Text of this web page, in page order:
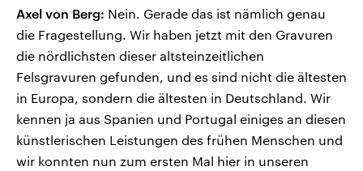
Axel von Berg: Nein. Gerade das ist nämlich genau
die Fragestellung. Wir haben jetzt mit den Gravuren
die nördlichsten dieser altsteinzeitlichen
Felsgravuren gefunden, und es sind nicht die ältesten
in Europa, sondern die ältesten in Deutschland. Wir
kennen ja aus Spanien und Portugal einiges an diesen
künstlerischen Leistungen des frühen Menschen und
wir konnten nun zum ersten Mal hier in unseren